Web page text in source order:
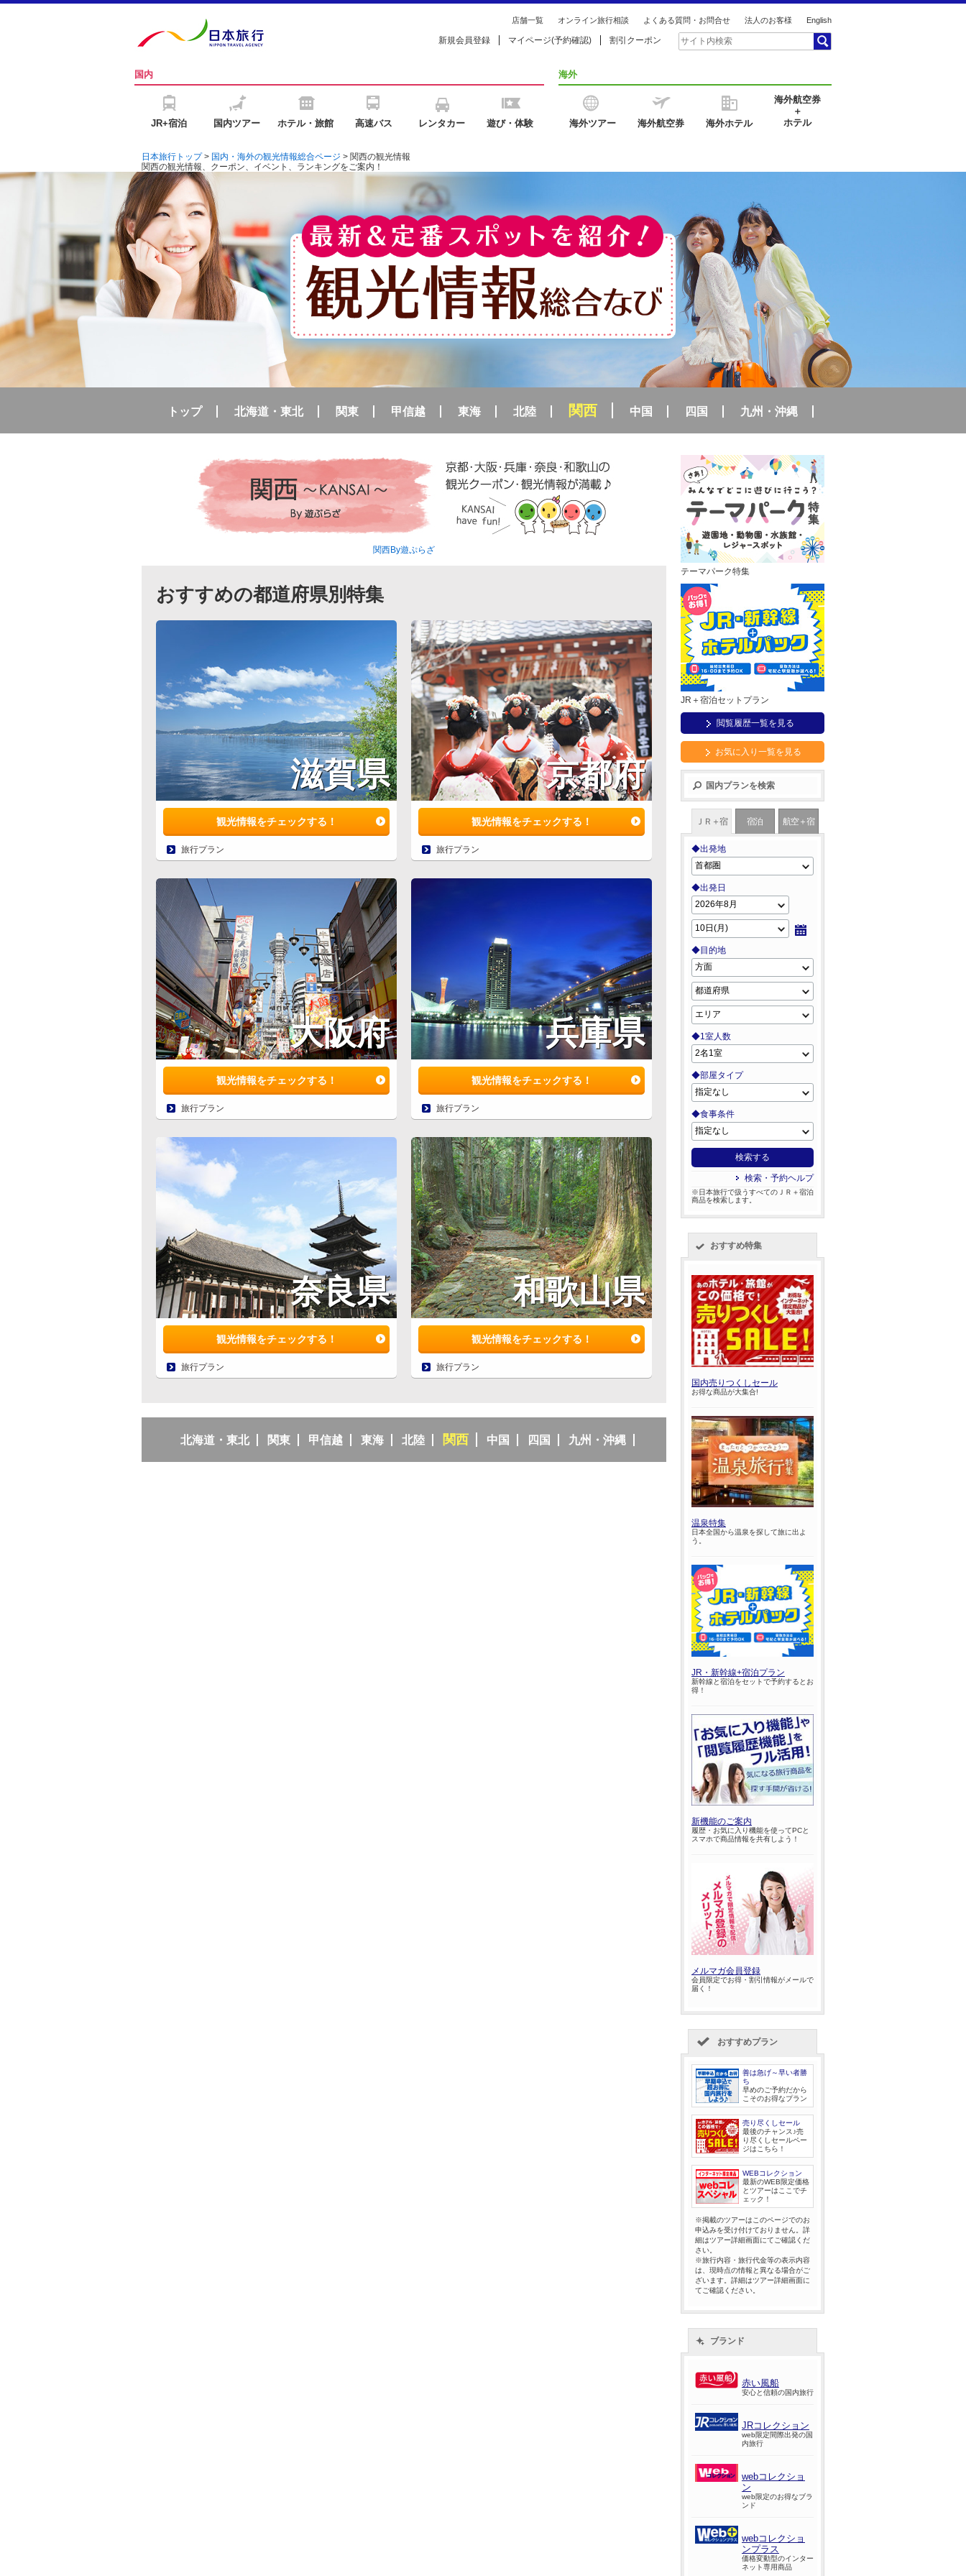
店舗一覧 オンライン旅行相談 よくある質問・お問合せ 法人のお客様 English
新規会員登録 マイページ(予約確認) 割引クーポン
国内
JR+宿泊 国内ツアー ホテル・旅館 高速バス レンタカー 遊び・体験
海外
海外ツアー 海外航空券 海外ホテル
海外航空券
＋
ホテル
日本旅行トップ> 国内・海外の観光情報総合ページ > 関西の観光情報
関西の観光情報、クーポン、イベント、ランキングをご案内！
トップ 北海道・東北 関東 甲信越 東海 北陸 関西 中国 四国 九州・沖縄
関西By遊ぷらざ
おすすめの都道府県別特集
滋賀県
観光情報をチェックする！
旅行プラン
京都府
観光情報をチェックする！
旅行プラン
大阪府
観光情報をチェックする！
旅行プラン
兵庫県
観光情報をチェックする！
旅行プラン
奈良県
観光情報をチェックする！
旅行プラン
和歌山県
観光情報をチェックする！
旅行プラン
北海道・東北 関東 甲信越 東海 北陸 関西 中国 四国 九州・沖縄
テーマパーク特集
JR＋宿泊セットプラン
閲覧履歴一覧を見る
お気に入り一覧を見る
国内プランを検索
ＪＲ＋宿
泊
宿泊 航空＋宿
◆出発地
◆出発日
◆目的地
◆1室人数
◆部屋タイプ
◆食事条件
検索する
検索・予約ヘルプ
※日本旅行で扱うすべてのＪＲ＋宿泊
商品を検索します。
おすすめ特集
国内売りつくしセール
お得な商品が大集合!
温泉特集
日本全国から温泉を探して旅に出よ
う。
JR・新幹線+宿泊プラン
新幹線と宿泊をセットで予約するとお
得！
新機能のご案内
履歴・お気に入り機能を使ってPCと
スマホで商品情報を共有しよう！
メルマガ会員登録
会員限定でお得・割引情報がメールで
届く！
おすすめプラン
善は急げ～早い者勝
ち
早めのご予約だから
こそのお得なプラン
売り尽くしセール
最後のチャンス♪売
り尽くしセールペー
ジはこちら！
WEBコレクション
最新のWEB限定価格
とツアーはここでチ
ェック！
※掲載のツアーはこのページでのお
申込みを受け付けておりません。詳
細はツアー詳細画面にてご確認くだ
さい。
※旅行内容・旅行代金等の表示内容
は、現時点の情報と異なる場合がご
ざいます。詳細はツアー詳細画面に
てご確認ください。
ブランド
赤い風船
安心と信頼の国内旅行
JRコレクション
web限定間際出発の国
内旅行
webコレクショ
ン
web限定のお得なブラ
ンド
webコレクショ
ンプラス
価格変動型のインター
ネット専用商品